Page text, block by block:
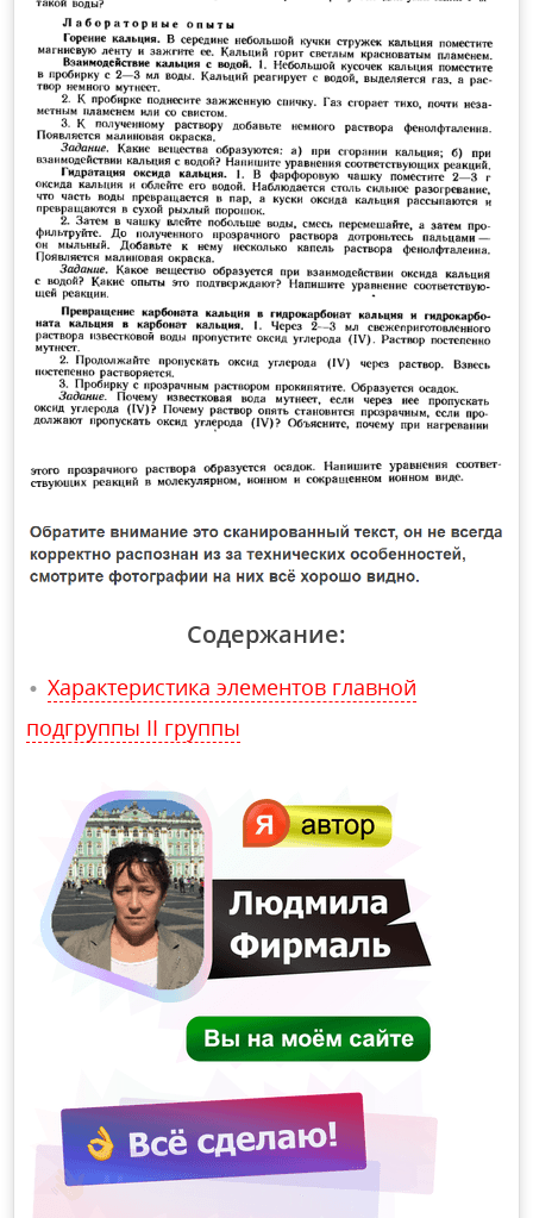
Содержание:
Характеристика элементов главной
подгруппы II группы